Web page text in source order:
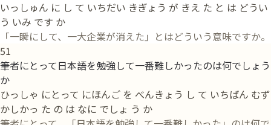
いっしゅん に し て いちだい きぎょう が きえ た と は どうい
う いみ です か
「一瞬にして、一大企業が消えた」とはどういう意味ですか。
51
筆者にとって日本語を勉強して一番難しかったのは何でしょう
か
ひっしゃ にとって にほんご を べんきょう し て いちばん むず
かしかっ た の は なに でしょ う か